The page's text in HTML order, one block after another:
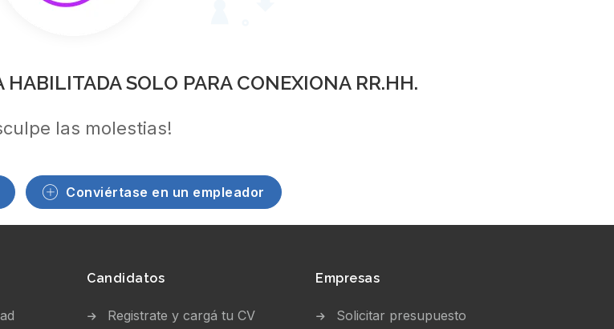
HABILITADA SOLO PARA CONEXIONA RR.HH.
las molestias!
Conviértase en un empleador
Candidatos
Registrate y cargá tu CV
Empresas
Solicitar presupuesto